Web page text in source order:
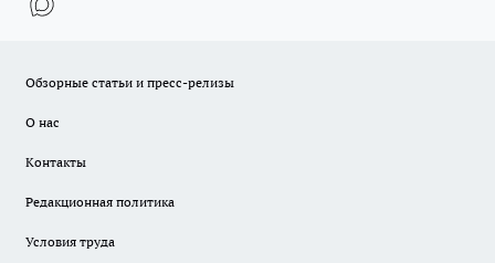
Обзорные статьи и пресс-релизы
О нас
Контакты
Редакционная политика
Условия труда